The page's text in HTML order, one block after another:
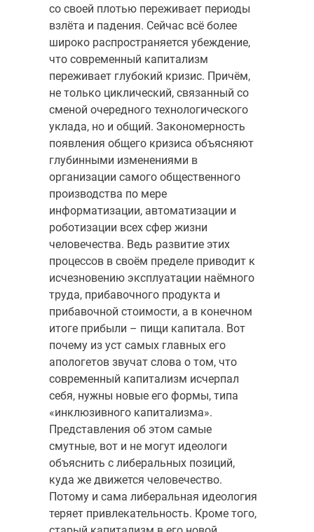
со своей плотью переживает периоды
взлёта и падения. Сейчас всё более
широко распространяется убеждение,
что современный капитализм
переживает глубокий кризис. Причём,
не только циклический, связанный со
сменой очередного технологического
уклада, но и общий. Закономерность
появления общего кризиса объясняют
глубинными изменениями в
организации самого общественного
производства по мере
информатизации, автоматизации и
роботизации всех сфер жизни
человечества. Ведь развитие этих
процессов в своём пределе приводит к
исчезновению эксплуатации наёмного
труда, прибавочного продукта и
прибавочной стоимости, а в конечном
итоге прибыли – пищи капитала. Вот
почему из уст самых главных его
апологетов звучат слова о том, что
современный капитализм исчерпал
себя, нужны новые его формы, типа
«инклюзивного капитализма».
Представления об этом самые
смутные, вот и не могут идеологи
объяснить с либеральных позиций,
куда же движется человечество.
Потому и сама либеральная идеология
теряет привлекательность. Кроме того,